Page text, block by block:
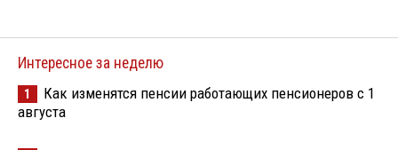
Интересное за неделю
1
Как изменятся пенсии работающих пенсионеров с 1
августа